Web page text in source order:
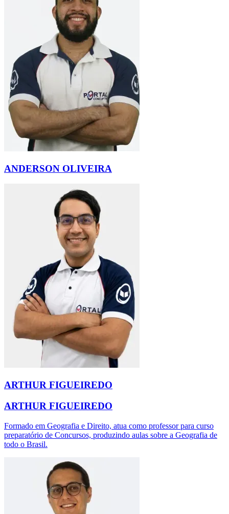
ANDERSON OLIVEIRA
ARTHUR FIGUEIREDO
ARTHUR FIGUEIREDO
Formado em Geografia e Direito, atua como professor para curso
preparatório de Concursos, produzindo aulas sobre a Geografia de
todo o Brasil.